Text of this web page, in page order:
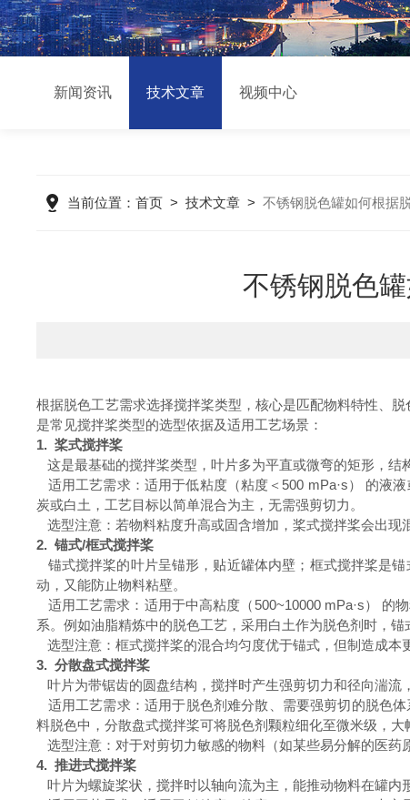
新闻资讯 技术文章 视频中心
当前位置：首页 >技术文章 >不锈钢脱色罐如何根据
不锈钢脱色
根据脱色工艺需求选择搅拌桨类型，核心是匹配物料特性、
是常见搅拌桨类型的选型依据及适用工艺场景：
1. 桨式搅拌桨
这是最基础的搅拌桨类型，叶片多为平直或微弯的矩形，结
适用工艺需求：适用于低粘度（粘度＜500 mPa·s） 的液
炭或白土，工艺目标以简单混合为主，无需强剪切力。
选型注意：若物料粘度升高或固含增加，桨式搅拌桨会出现
2. 锚式/框式搅拌桨
锚式搅拌桨的叶片呈锚形，贴近罐体内壁；框式搅拌桨是
动，又能防止物料粘壁。
适用工艺需求：适用于中高粘度（500~10000 mPa·s） 的
系。例如油脂精炼中的脱色工艺，采用白土作为脱色剂时，
选型注意：框式搅拌桨的混合均匀度优于锚式，但制造成本
3. 分散盘式搅拌桨
叶片为带锯齿的圆盘结构，搅拌时产生强剪切力和径向湍流
适用工艺需求：适用于脱色剂难分散、需要强剪切的脱色
料脱色中，分散盘式搅拌桨可将脱色剂颗粒细化至微米级，大
选型注意：对于对剪切力敏感的物料（如某些易分解的医药
4. 推进式搅拌桨
叶片为螺旋桨状，搅拌时以轴向流为主，能推动物料在罐内